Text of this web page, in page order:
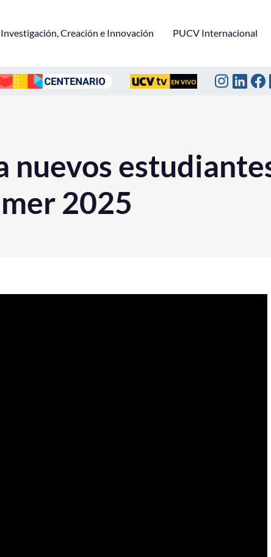
Investigación, Creación e Innovación PUCV Internacional
nuevos
2025